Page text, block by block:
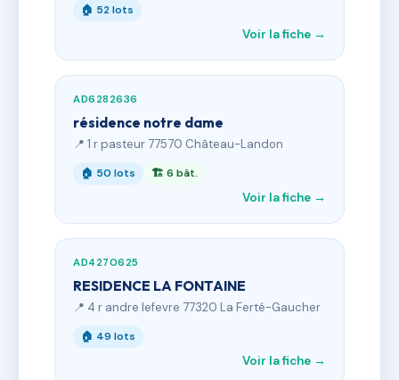
🏠 52 lots
Voir la fiche →
AD6282636
résidence notre dame
📍 1 r pasteur 77570 Château-Landon
🏠 50 lots 🏗 6 bât.
Voir la fiche →
AD4270625
RESIDENCE LA FONTAINE
📍 4 r andre lefevre 77320 La Ferté-Gaucher
🏠 49 lots
Voir la fiche →